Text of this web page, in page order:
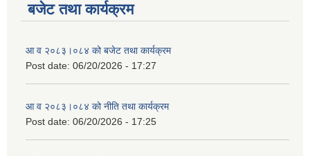
बजेट तथा कार्यक्रम
आ व २०८३।०८४ को बजेट तथा कार्यक्रम
Post date: 06/20/2026 - 17:27
आ व २०८३।०८४ को नीति तथा कार्यक्रम
Post date: 06/20/2026 - 17:25